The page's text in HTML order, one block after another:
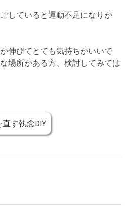
していると運動不足になりが
伸びてとても気持ちがいいで
場所がある方、検討してみては
直す執念DIY